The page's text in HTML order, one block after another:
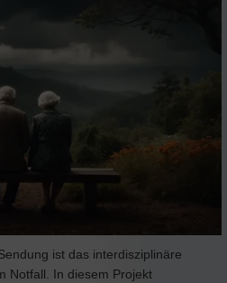
ist das interdisziplinäre
Notfall. In diesem Projekt